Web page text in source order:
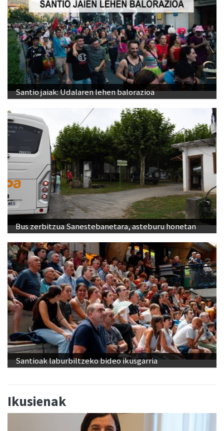
Santio jaiak: Udalaren lehen balorazioa
Bus zerbitzua Sanestebanetara, asteburu honetan
Santioak laburbiltzeko bideo ikusgarria
Ikusienak